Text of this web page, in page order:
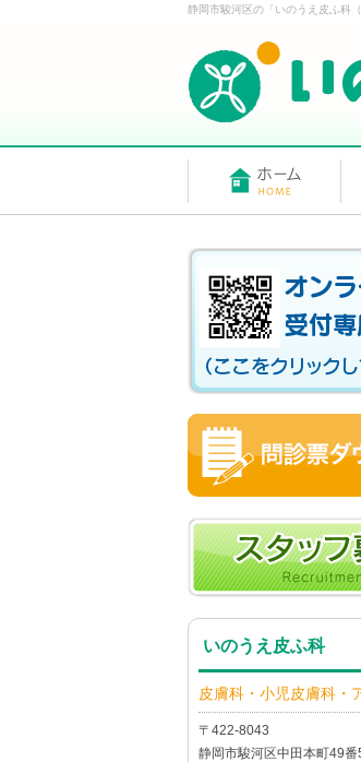
静岡市駿河区の「いのうえ皮ふ科
いのうえ皮ふ科
皮膚科・小児皮膚科・
〒422-8043
静岡市駿河区中田本町49番